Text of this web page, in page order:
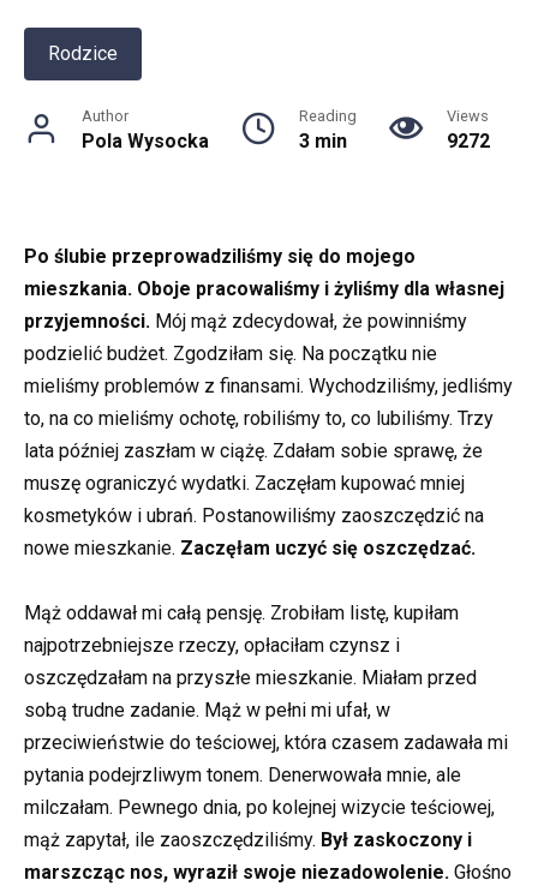
Rodzice
Author
Pola Wysocka
Reading
3 min
Views
9272
Po ślubie przeprowadziliśmy się do mojego
mieszkania. Oboje pracowaliśmy i żyliśmy dla własnej
przyjemności. Mój mąż zdecydował, że powinniśmy
podzielić budżet. Zgodziłam się. Na początku nie
mieliśmy problemów z finansami. Wychodziliśmy, jedliśmy
to, na co mieliśmy ochotę, robiliśmy to, co lubiliśmy. Trzy
lata później zaszłam w ciążę. Zdałam sobie sprawę, że
muszę ograniczyć wydatki. Zaczęłam kupować mniej
kosmetyków i ubrań. Postanowiliśmy zaoszczędzić na
nowe mieszkanie. Zaczęłam uczyć się oszczędzać.
Mąż oddawał mi całą pensję. Zrobiłam listę, kupiłam
najpotrzebniejsze rzeczy, opłaciłam czynsz i
oszczędzałam na przyszłe mieszkanie. Miałam przed
sobą trudne zadanie. Mąż w pełni mi ufał, w
przeciwieństwie do teściowej, która czasem zadawała mi
pytania podejrzliwym tonem. Denerwowała mnie, ale
milczałam. Pewnego dnia, po kolejnej wizycie teściowej,
mąż zapytał, ile zaoszczędziliśmy. Był zaskoczony i
marszcząc nos, wyraził swoje niezadowolenie. Głośno